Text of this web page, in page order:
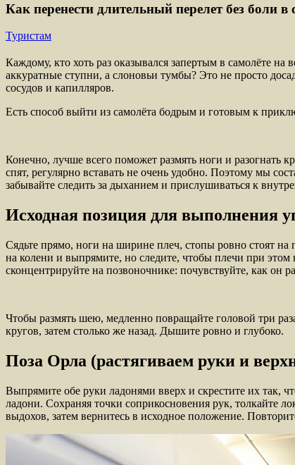
Как перенести длительный перелет без боли в
Туристам
Каждому, кто хоть раз оказывался запертым в самолёте на
аккуратные ступни, а слоновьи тумбы? Это не просто
сосудов и капилляров.
Есть способ выйти из самолёта бодрым и готовым к
Конечно, лучше всего поможет размять ноги и разогнать
спят, регулярно вставать не очень удобно. Поэтому мы
забывайте следить за дыханием и прислушиваться к
Исходная позиция для выполнения
Сядьте прямо, ноги на ширине плеч, стопы ровно стоят
на колени и выпрямите, но следите, чтобы плечи при
сконцентрируйте на позвоночнике: почувствуйте, как он
Чтобы размять шею, медленно повращайте головой три
кругов, затем столько же назад. Дышите ровно и глубоко.
Поза Орла (растягиваем руки и
Выпрямите обе руки ладонями вверх и скрестите их так,
ладони. Сохраняя точки соприкосновения рук, толкайте
выдохов, затем вернитесь в исходное положение.